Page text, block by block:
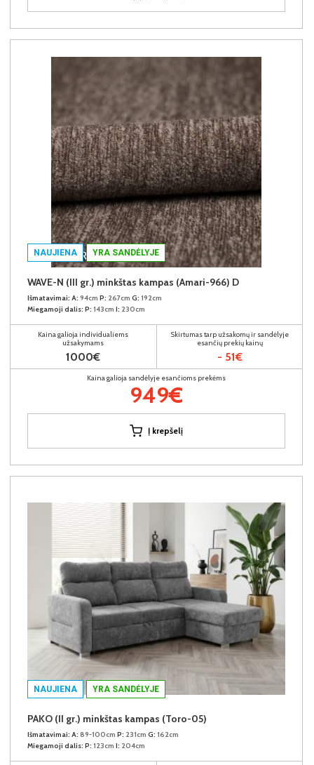
NAUJIENA YRA SANDĖLYJE
WAVE-N (III gr.) minkštas kampas (Amari-966) D
Išmatavimai: A: 94cm P: 267cm G: 192cm
Miegamoji dalis: P: 143cm I: 230cm
Kaina galioja individualiems
užsakymams
1000€
Skirtumas tarp užsakomų ir sandėlyje
esančių prekių kainų
- 51€
Kaina galioja sandėlyje esančioms prekėms
949€
Į krepšelį
NAUJIENA YRA SANDĖLYJE
PAKO (II gr.) minkštas kampas (Toro-05)
Išmatavimai: A: 89-100cm P: 231cm G: 162cm
Miegamoji dalis: P: 123cm I: 204cm